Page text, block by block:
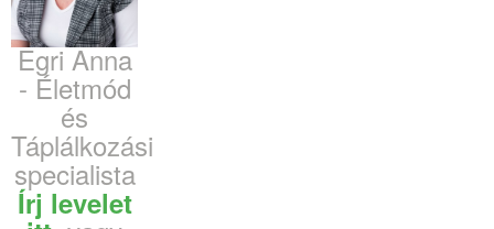
Egri Anna
- Életmód
és
Táplálkozási
specialista
Írj levelet